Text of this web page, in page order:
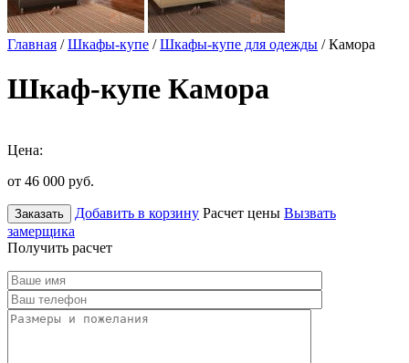
Главная /Шкафы-купе /Шкафы-купе для одежды / Камора
Шкаф-купе Камора
Цена:
от 46 000 руб.
Заказать Добавить в корзину Расчет цены Вызвать
замерщика
Получить расчет